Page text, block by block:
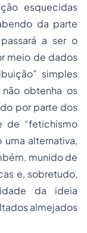
esquecidas
da parte
a ser o
meio de dados
simples
obtenha os
por parte dos
de “fetichismo
alternativa,
munido de
e, sobretudo,
da ideia
almejados